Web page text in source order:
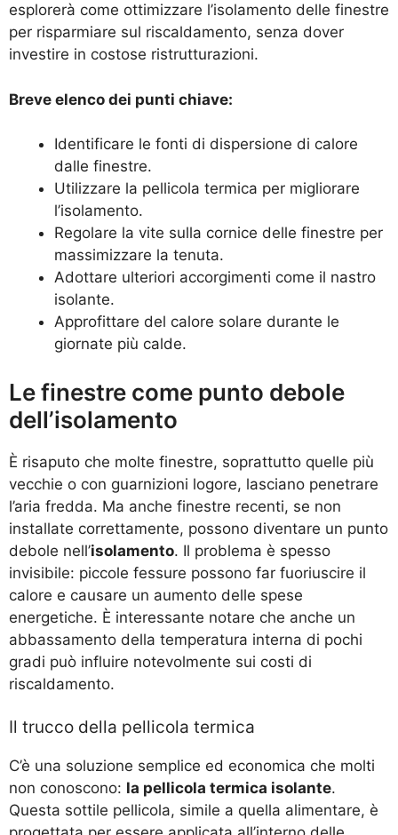
esplorerà come ottimizzare l’isolamento delle finestre
per risparmiare sul riscaldamento, senza dover
investire in costose ristrutturazioni.
Breve elenco dei punti chiave:
Identificare le fonti di dispersione di calore
dalle finestre.
Utilizzare la pellicola termica per migliorare
l’isolamento.
Regolare la vite sulla cornice delle finestre per
massimizzare la tenuta.
Adottare ulteriori accorgimenti come il nastro
isolante.
Approfittare del calore solare durante le
giornate più calde.
Le finestre come punto debole
dell’isolamento
È risaputo che molte finestre, soprattutto quelle più
vecchie o con guarnizioni logore, lasciano penetrare
l’aria fredda. Ma anche finestre recenti, se non
installate correttamente, possono diventare un punto
debole nell’isolamento. Il problema è spesso
invisibile: piccole fessure possono far fuoriuscire il
calore e causare un aumento delle spese
energetiche. È interessante notare che anche un
abbassamento della temperatura interna di pochi
gradi può influire notevolmente sui costi di
riscaldamento.
Il trucco della pellicola termica
C’è una soluzione semplice ed economica che molti
non conoscono: la pellicola termica isolante.
Questa sottile pellicola, simile a quella alimentare, è